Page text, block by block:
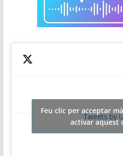
Tweets by
Feu clic per acceptar
activar aquest